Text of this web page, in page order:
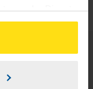
der Dienste
klicken,
gemäß